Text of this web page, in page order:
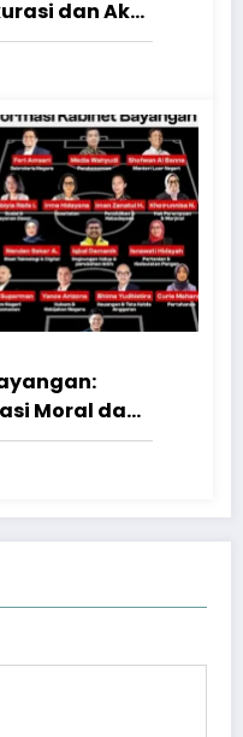
dan Akal
Moral dan